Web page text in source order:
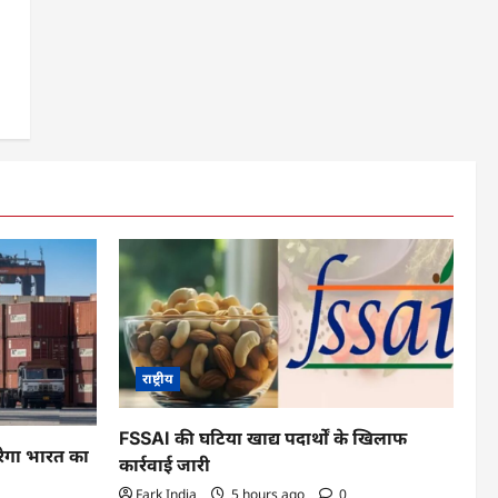
भारत का
राष्ट्रीय
FSSAI की घटिया खाद्य पदार्थों के खिलाफ
कार्रवाई जारी
Fark India 5 hours ago 0